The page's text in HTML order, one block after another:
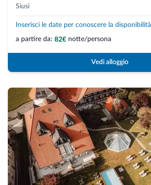
Siusi
Inserisci le date per conoscere la disponibilità
a partire da: 82€ notte/persona
Vedi alloggio